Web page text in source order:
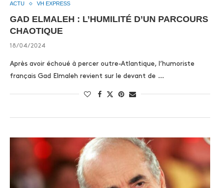
ACTU VH EXPRESS
GAD ELMALEH : L’HUMILITÉ D’UN PARCOURS
CHAOTIQUE
18/04/2024
Après avoir échoué à percer outre-Atlantique, l’humoriste
français Gad Elmaleh revient sur le devant de …